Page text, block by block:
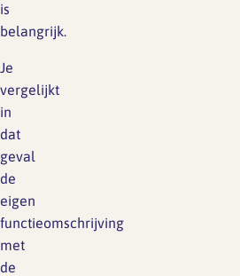
is
belangrijk.
Je
vergelijkt
in
dat
geval
de
eigen
functieomschrijving
met
de